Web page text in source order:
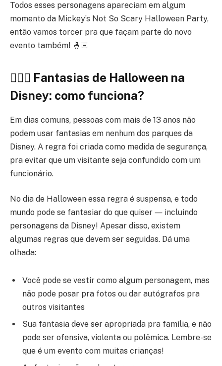
Todos esses personagens apareciam em algum
momento da Mickey’s Not So Scary Halloween Party,
então vamos torcer pra que façam parte do novo
evento também! 🤞🏾
🦸🏾‍♂️ Fantasias de Halloween na
Disney: como funciona?
Em dias comuns, pessoas com mais de 13 anos não
podem usar fantasias em nenhum dos parques da
Disney. A regra foi criada como medida de segurança,
pra evitar que um visitante seja confundido com um
funcionário.
No dia de Halloween essa regra é suspensa, e todo
mundo pode se fantasiar do que quiser ― incluindo
personagens da Disney! Apesar disso, existem
algumas regras que devem ser seguidas. Dá uma
olhada:
Você pode se vestir como algum personagem, mas
não pode posar pra fotos ou dar autógrafos pra
outros visitantes
Sua fantasia deve ser apropriada pra família, e não
pode ser ofensiva, violenta ou polêmica. Lembre-se
que é um evento com muitas crianças!